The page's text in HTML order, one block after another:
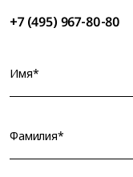
+7 (495) 967-80-80
Имя*
Фамилия*